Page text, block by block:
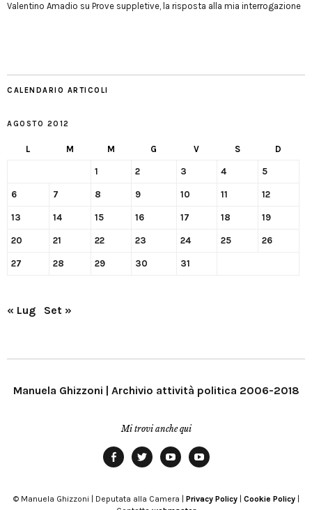
Valentino Amadio su Prove suppletive, la risposta alla mia interrogazione
CALENDARIO ARTICOLI
AGOSTO 2012
L M M G V S D
1 2 3 4 5
6 7 8 9 10 11 12
13 14 15 16 17 18 19
20 21 22 23 24 25 26
27 28 29 30 31
« Lug Set »
Manuela Ghizzoni | Archivio attività politica 2006-2018
Mi trovi anche qui
Modena
© Manuela Ghizzoni | Deputata alla Camera | Privacy Policy| Cookie Policy|